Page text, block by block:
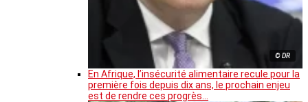
© DR
En Afrique, l’insécurité alimentaire recule pour la
première fois depuis dix ans, le prochain enjeu
est de rendre ces progrès…